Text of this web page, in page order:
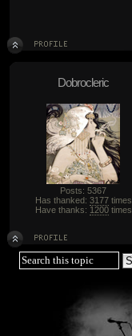
Dobrocleric
Posts: 5367
Has thanked: 3177times
Have thanks: 1200times